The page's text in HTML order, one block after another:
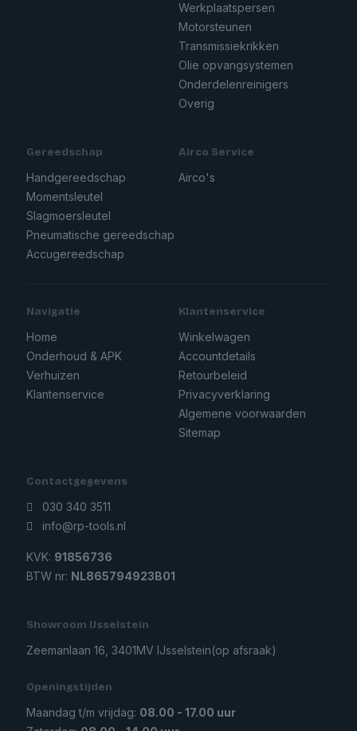
Werkplaatspersen
Motorsteunen
Transmissiekrikken
Olie opvangsystemen
Onderdelenreinigers
Overig
Gereedschap
Handgereedschap
Momentsleutel
Slagmoersleutel
Pneumatische gereedschap
Accugereedschap
Airco Service
Airco's
Navigatie
Home
Onderhoud & APK
Verhuizen
Klantenservice
Klantenservice
Winkelwagen
Accountdetails
Retourbeleid
Privacyverklaring
Algemene voorwaarden
Sitemap
Contactgegevens
030 340 3511
info@rp-tools.nl
KVK: 91856736
BTW nr: NL865794923B01
Showroom IJsselstein
Zeemanlaan 16, 3401MV IJsselstein(op afsraak)
Openingstijden
Maandag t/m vrijdag: 08.00 - 17.00 uur